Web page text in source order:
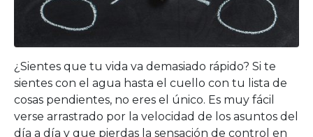
¿Sientes que tu vida va demasiado rápido? Si te
sientes con el agua hasta el cuello con tu lista de
cosas pendientes, no eres el único. Es muy fácil
verse arrastrado por la velocidad de los asuntos del
día a día y que pierdas la sensación de control en